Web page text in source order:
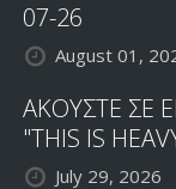
07-26
August 01,
ΑΚΟΥΣΤΕ ΣΕ
"THIS IS
July 29, 2026